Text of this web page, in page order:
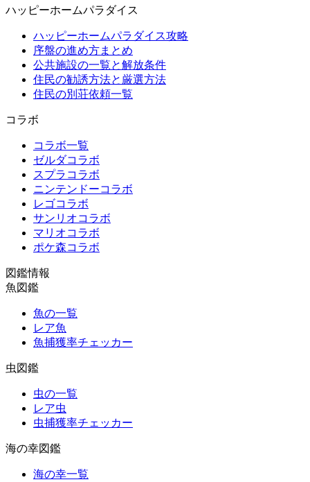
ハッピーホームパラダイス
ハッピーホームパラダイス攻略
序盤の進め方まとめ
公共施設の一覧と解放条件
住民の勧誘方法と厳選方法
住民の別荘依頼一覧
コラボ
コラボ一覧
ゼルダコラボ
スプラコラボ
ニンテンドーコラボ
レゴコラボ
サンリオコラボ
マリオコラボ
ポケ森コラボ
図鑑情報
魚図鑑
魚の一覧
レア魚
魚捕獲率チェッカー
虫図鑑
虫の一覧
レア虫
虫捕獲率チェッカー
海の幸図鑑
海の幸一覧